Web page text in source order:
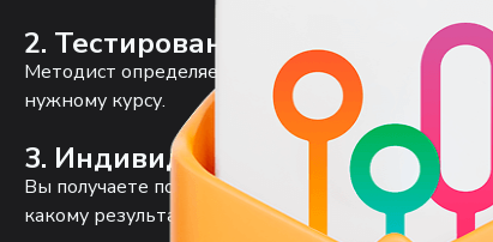
2. Тестирование с методистом
Методист определяет уровень, находит пробелы
нужному курсу.
3. Индивидуальный учебный
Вы получаете понятные рекомендации: с чего
какому результату придём.